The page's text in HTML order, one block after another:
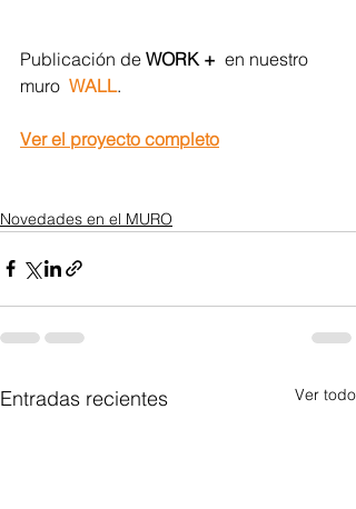
Publicación de WORK + en nuestro
muro WALL.
Ver el proyecto completo
Novedades en el MURO
Entradas recientes Ver todo